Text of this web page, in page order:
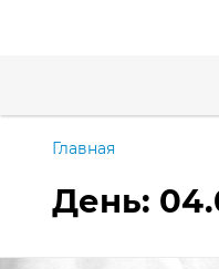
Главная
День: